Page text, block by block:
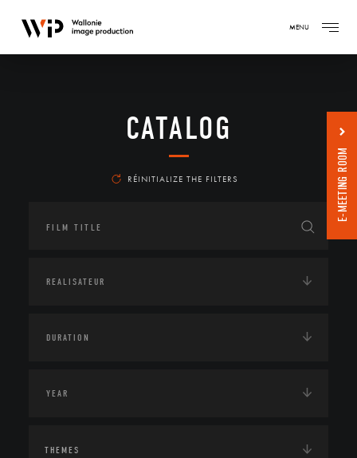
MENU
CATALOG
RÉINITIALIZE THE FILTERS
THEMES
E-MEETING ROOM